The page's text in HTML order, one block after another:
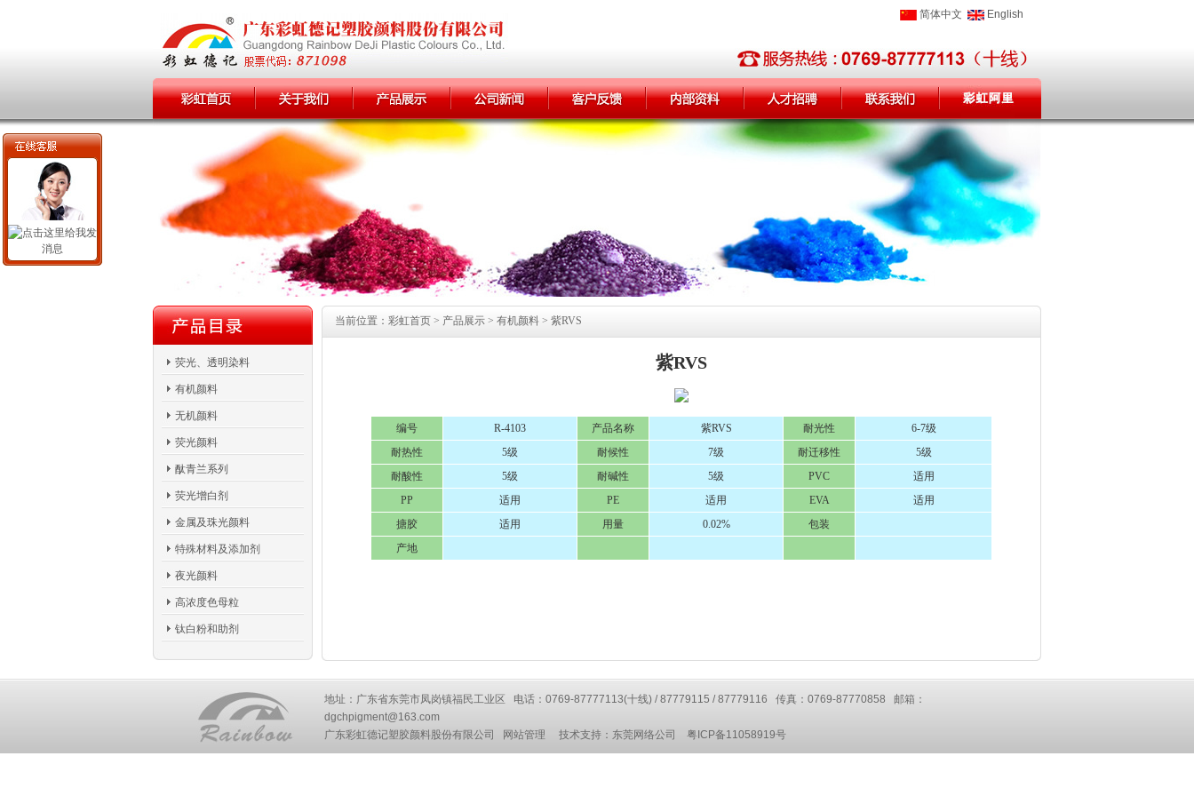
简体中文 English
荧光、透明染料
有机颜料
无机颜料
荧光颜料
酞青兰系列
荧光增白剂
金属及珠光颜料
特殊材料及添加剂
夜光颜料
高浓度色母粒
钛白粉和助剂
当前位置：彩虹首页 > 产品展示 > 有机颜料 > 紫RVS
紫RVS
编号 R-4103 产品名称 紫RVS 耐光性
6-7级
耐热性
5级 耐候性 7级 耐迁移性
5级
耐酸性
5级 耐碱性 5级 PVC
适用
PP
适用 PE 适用 EVA
适用
搪胶
适用 用量 0.02%
包装
产地
地址：广东省东莞市凤岗镇福民工业区 电话：0769-87777113(十线) / 87779115 / 87779116 传真：0769-87770858 邮箱：
dgchpigment@163.com
广东彩虹德记塑胶颜料股份有限公司
网站管理 技术支持： 东莞网络公司 粤ICP备11058919号